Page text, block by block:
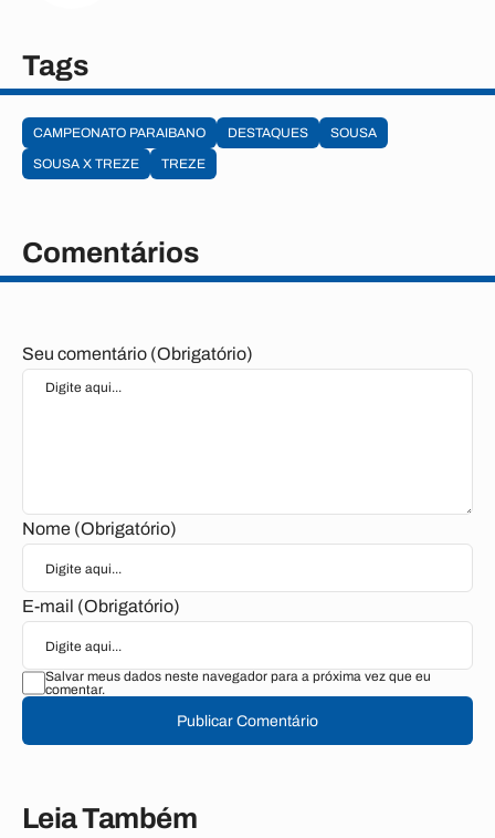
Tags
CAMPEONATO PARAIBANO DESTAQUES
SOUSA
SOUSA X TREZE
TREZE
Comentários
Seu comentário (Obrigatório)
Nome (Obrigatório)
E-mail (Obrigatório)
Salvar meus dados neste navegador para a próxima vez que eu
comentar.
Publicar Comentário
Leia Também